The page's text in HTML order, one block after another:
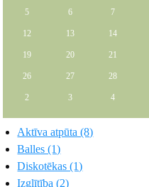
5 6 7
12 13 14
19 20 21
26 27 28
2 3 4
Aktīva atpūta (8)
Balles (1)
Diskotēkas (1)
Izglītība (2)